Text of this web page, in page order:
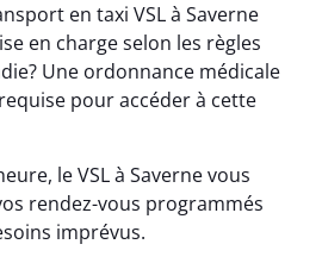
en taxi VSL à Saverne
en charge selon les règles
Une ordonnance médicale
pour accéder à cette
le VSL à Saverne vous
rendez-vous programmés
imprévus.